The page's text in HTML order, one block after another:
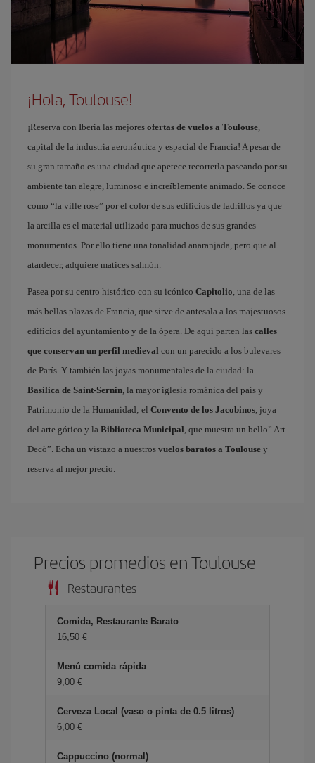
¡Hola, Toulouse!
¡Reserva con Iberia las mejores ofertas de vuelos a Toulouse,
capital de la industria aeronáutica y espacial de Francia! A pesar de
su gran tamaño es una ciudad que apetece recorrerla paseando por su
ambiente tan alegre, luminoso e increíblemente animado. Se conoce
como “la ville rose” por el color de sus edificios de ladrillos ya que
la arcilla es el material utilizado para muchos de sus grandes
monumentos. Por ello tiene una tonalidad anaranjada, pero que al
atardecer, adquiere matices salmón.
Pasea por su centro histórico con su icónico Capitolio, una de las
más bellas plazas de Francia, que sirve de antesala a los majestuosos
edificios del ayuntamiento y de la ópera. De aquí parten las calles
que conservan un perfil medieval con un parecido a los bulevares
de París. Y también las joyas monumentales de la ciudad: la
Basílica de Saint-Sernin, la mayor iglesia románica del país y
Patrimonio de la Humanidad; el Convento de los Jacobinos, joya
del arte gótico y la Biblioteca Municipal, que muestra un bello” Art
Decò”. Echa un vistazo a nuestros vuelos baratos a Toulouse y
reserva al mejor precio.
Precios promedios en Toulouse
Restaurantes
Comida, Restaurante Barato
16,50 €
Menú comida rápida
9,00 €
Cerveza Local (vaso o pinta de 0.5 litros)
6,00 €
Cappuccino (normal)